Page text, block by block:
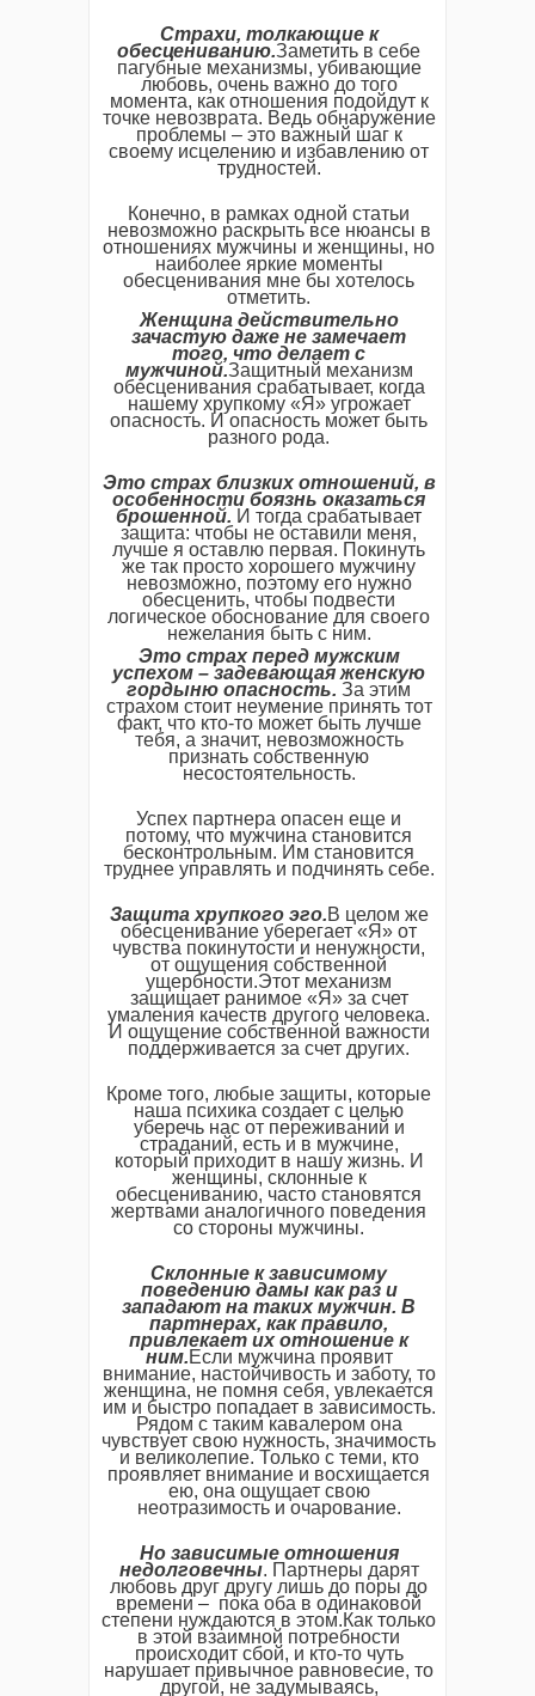
Страхи, толкающие к
обесцениванию.Заметить в себе
пагубные механизмы, убивающие
любовь, очень важно до того
момента, как отношения подойдут к
точке невозврата. Ведь обнаружение
проблемы – это важный шаг к
своему исцелению и избавлению от
трудностей.
Конечно, в рамках одной статьи
невозможно раскрыть все нюансы в
отношениях мужчины и женщины, но
наиболее яркие моменты
обесценивания мне бы хотелось
отметить.
Женщина действительно
зачастую даже не замечает
того, что делает с
мужчиной.Защитный механизм
обесценивания срабатывает, когда
нашему хрупкому «Я» угрожает
опасность. И опасность может быть
разного рода.
Это страх близких отношений, в
особенности боязнь оказаться
брошенной. И тогда срабатывает
защита: чтобы не оставили меня,
лучше я оставлю первая. Покинуть
же так просто хорошего мужчину
невозможно, поэтому его нужно
обесценить, чтобы подвести
логическое обоснование для своего
нежелания быть с ним.
Это страх перед мужским
успехом – задевающая женскую
гордыню опасность. За этим
страхом стоит неумение принять тот
факт, что кто-то может быть лучше
тебя, а значит, невозможность
признать собственную
несостоятельность.
Успех партнера опасен еще и
потому, что мужчина становится
бесконтрольным. Им становится
труднее управлять и подчинять себе.
Защита хрупкого эго.В целом же
обесценивание уберегает «Я» от
чувства покинутости и ненужности,
от ощущения собственной
ущербности.Этот механизм
защищает ранимое «Я» за счет
умаления качеств другого человека.
И ощущение собственной важности
поддерживается за счет других.
Кроме того, любые защиты, которые
наша психика создает с целью
уберечь нас от переживаний и
страданий, есть и в мужчине,
который приходит в нашу жизнь. И
женщины, склонные к
обесцениванию, часто становятся
жертвами аналогичного поведения
со стороны мужчины.
Склонные к зависимому
поведению дамы как раз и
западают на таких мужчин. В
партнерах, как правило,
привлекает их отношение к
ним.Если мужчина проявит
внимание, настойчивость и заботу, то
женщина, не помня себя, увлекается
им и быстро попадает в зависимость.
Рядом с таким кавалером она
чувствует свою нужность, значимость
и великолепие. Только с теми, кто
проявляет внимание и восхищается
ею, она ощущает свою
неотразимость и очарование.
Но зависимые отношения
недолговечны. Партнеры дарят
любовь друг другу лишь до поры до
времени – пока оба в одинаковой
степени нуждаются в этом.Как только
в этой взаимной потребности
происходит сбой, и кто-то чуть
нарушает привычное равновесие, то
другой, не задумываясь,